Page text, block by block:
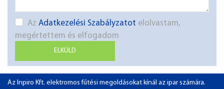
Az Adatkezelési Szabályzatot elolvastam,
megértettem és elfogadom
ELKÜLD
Az Inpiro Kft. elektromos fűtési megoldásokat kínál az ipar számára.